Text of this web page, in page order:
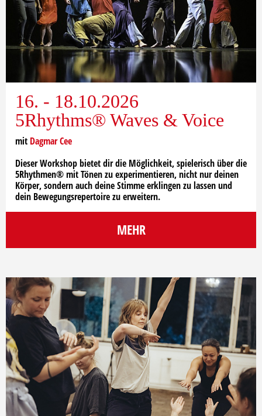
16. - 18.10.2026
5Rhythms® Waves & Voice
mit Dagmar Cee
Dieser Workshop bietet dir die Möglichkeit, spielerisch über die
5Rhythmen® mit Tönen zu experimentieren, nicht nur deinen
Körper, sondern auch deine Stimme erklingen zu lassen und
dein Bewegungsrepertoire zu erweitern.
MEHR